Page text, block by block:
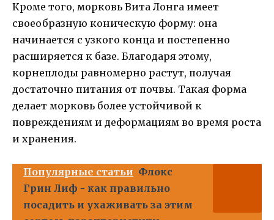
Кроме того, морковь Вита Лонга имеет
своеобразную коническую форму: она
начинается с узкого конца и постепенно
расширяется к базе. Благодаря этому,
корнеплоды равномерно растут, получая
достаточно питания от почвы. Такая форма
делает морковь более устойчивой к
повреждениям и деформациям во время роста
и хранения.
Популярные статьи Флокс
Грин Лиф - как правильно
посадить и ухаживать за этим